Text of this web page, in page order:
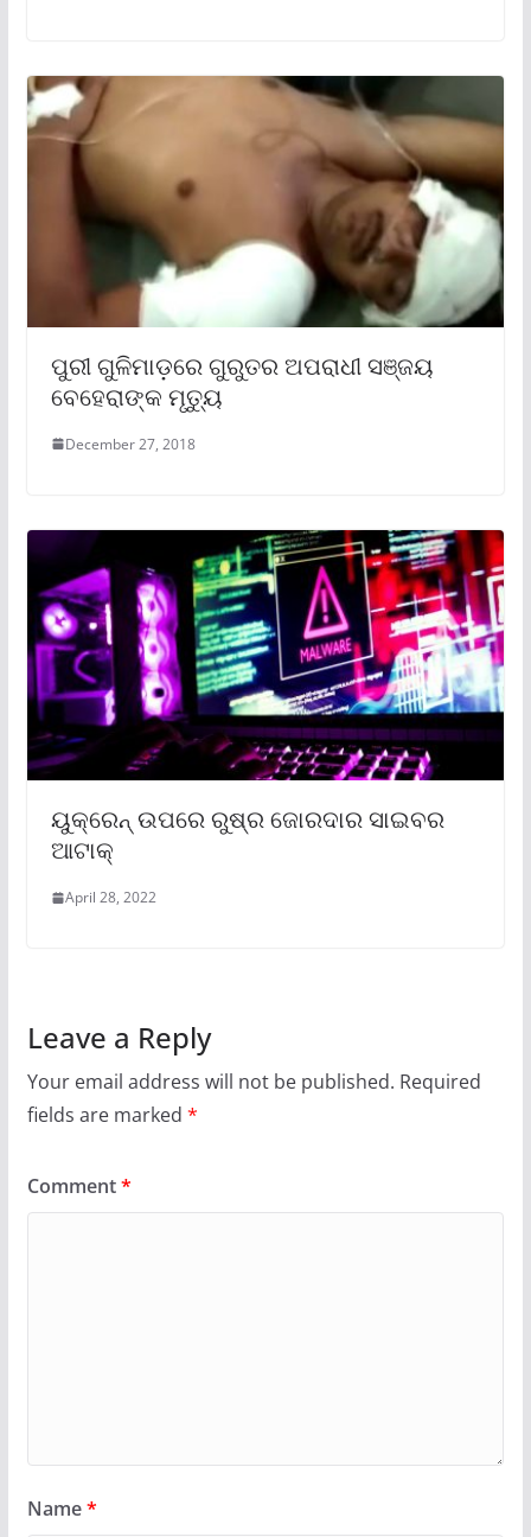
ପୁରୀ ଗୁଳିମାଡ଼ରେ ଗୁରୁତର ଅପରାଧୀ ସଞ୍ଜୟ
ବେହେରାଙ୍କ ମୃତ୍ୟୁ
December 27, 2018
ୟୁକ୍ରେନ୍‌ ଉପରେ ରୁଷ୍‌ର ଜୋରଦାର ସାଇବର
ଆଟାକ୍‌
April 28, 2022
Leave a Reply
Your email address will not be published. Required
fields are marked *
Comment*
Name*